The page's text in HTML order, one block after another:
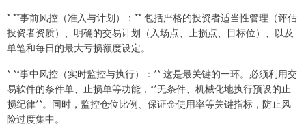
* **事前风控（准入与计划）：** 包括严格的投资者适当性管理（评估
投资者资质）、明确的交易计划（入场点、止损点、目标位）、以及
单笔和每日的最大亏损额度设定。
* **事中风控（实时监控与执行）：** 这是最关键的一环。必须利用交
易软件的条件单、止损单等功能，**无条件、机械化地执行预设的止
损纪律**。同时，监控仓位比例、保证金使用率等关键指标，防止风
险过度集中。